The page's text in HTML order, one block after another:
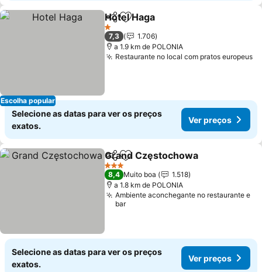
Escolha popular
PartilharAdicionar aos favoritos
Hotel Haga
1 Estrelas
7,3
1.706
a 1.9 km de POLONIA
Restaurante no local com pratos europeus
Selecione as datas para ver os preços
exatos.
Ver preços
PartilharAdicionar aos favoritos
Grand Częstochowa
3 Estrelas
8,4 Muito boa
1.518
a 1.8 km de POLONIA
Ambiente aconchegante no restaurante e
bar
Selecione as datas para ver os preços
exatos.
Ver preços